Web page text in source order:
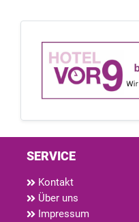
SERVICE
Kontakt
Über uns
Impressum